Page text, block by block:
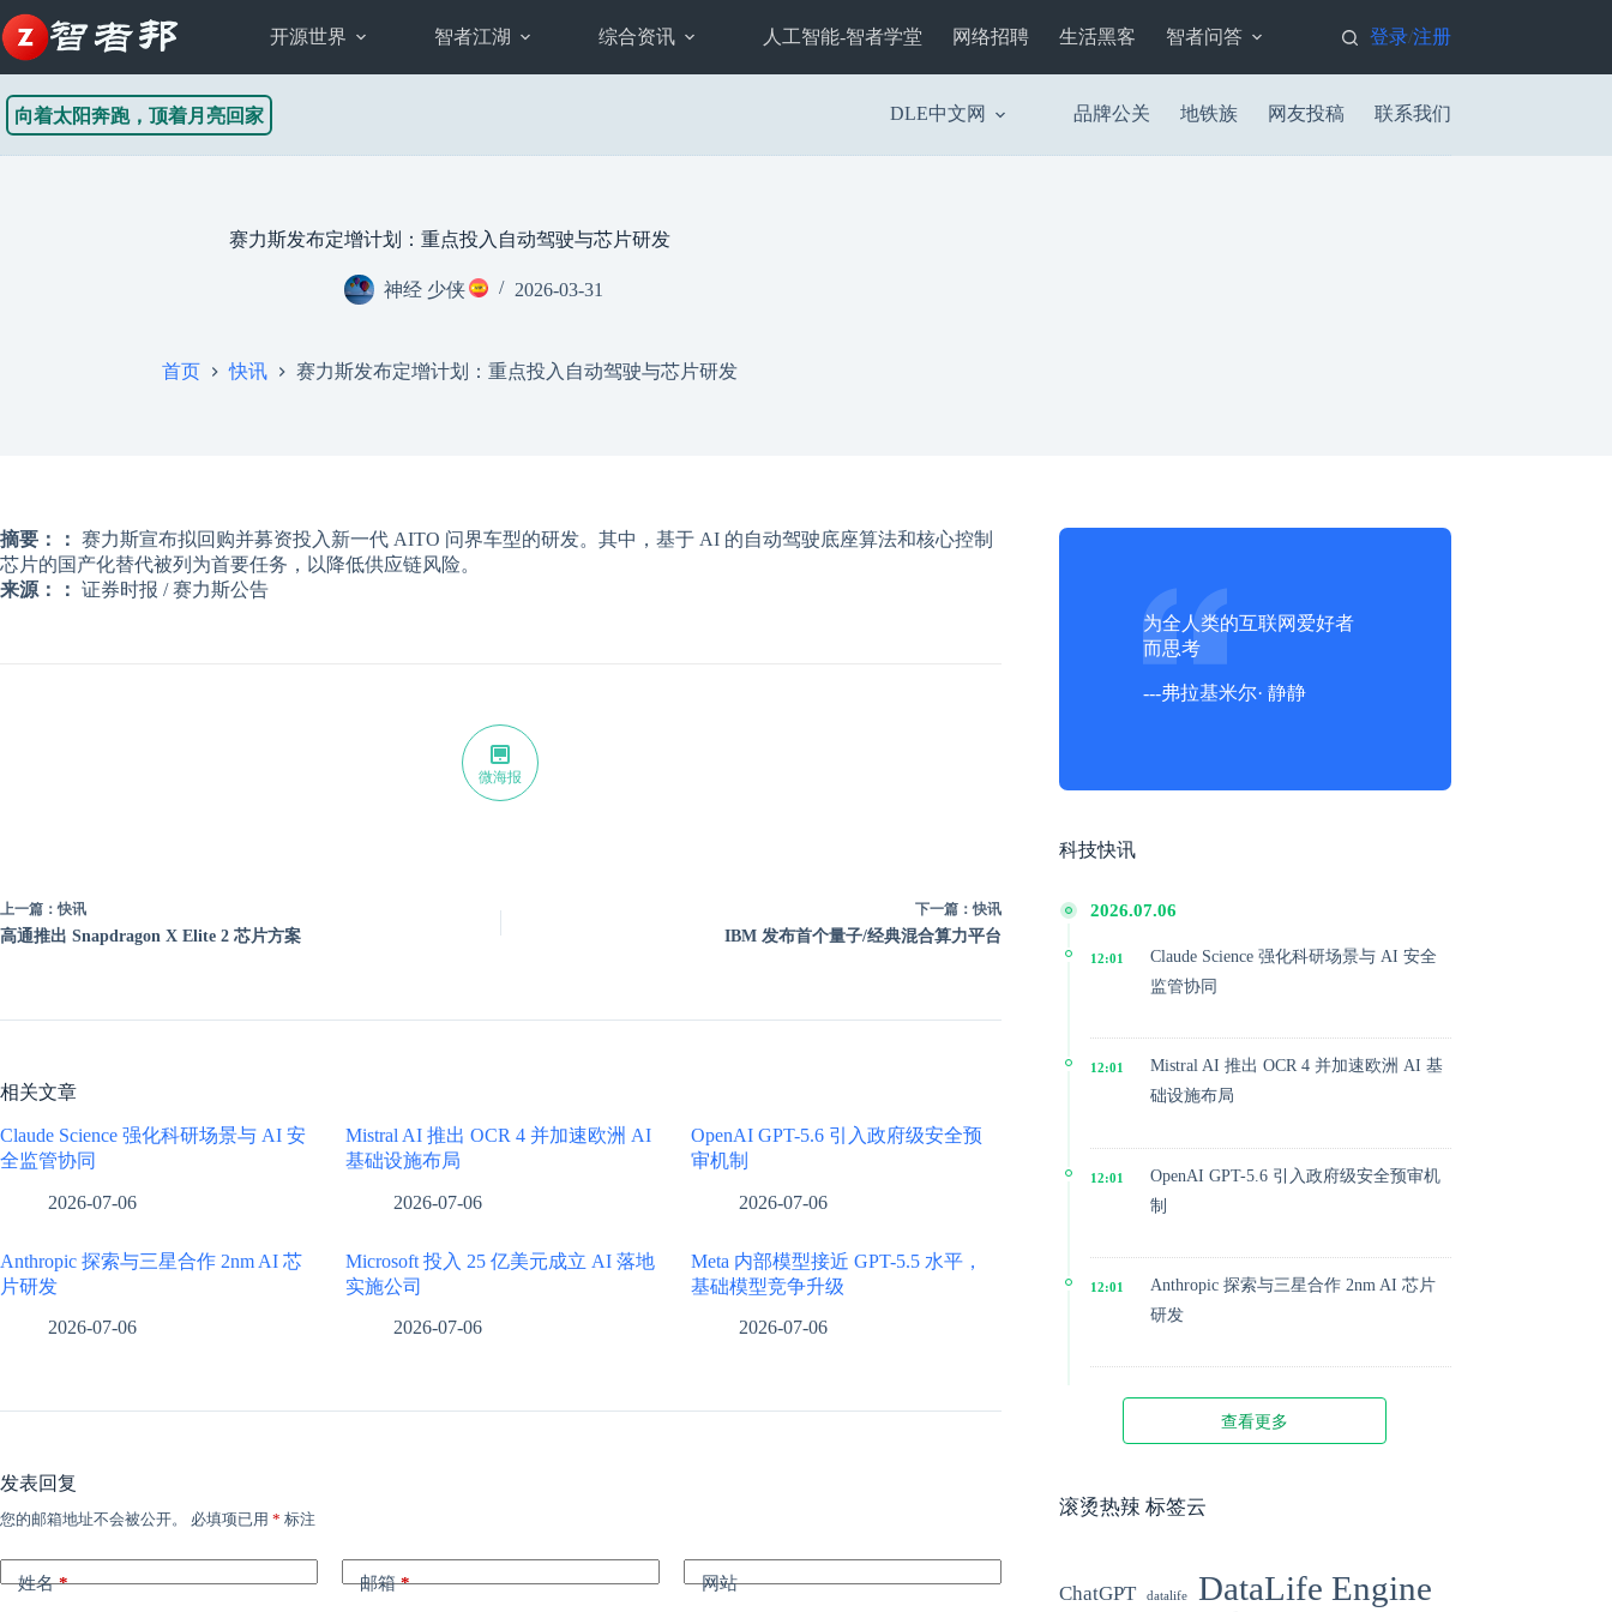
至
内
开源世界 智者江湖 综合资讯 人工智能-智者学堂 网络招聘 生活黑客 智者问答 登录/注册
向着太阳奔跑，顶着月亮回家 DLE中文网 品牌公关 地铁族 网友投稿 联系我们
赛力斯发布定增计划：重点投入自动驾驶与芯片研发
神经 少侠 2026-03-31
首页 快讯 赛力斯发布定增计划：重点投入自动驾驶与芯片研发
摘要：： 赛力斯宣布拟回购并募资投入新一代 AITO 问界车型的研发。其中，基于 AI 的自动驾驶底座算法和核心控制
芯片的国产化替代被列为首要任务，以降低供应链风险。
来源：： 证券时报 / 赛力斯公告
微海报
上一篇：快讯
高通推出 Snapdragon X Elite 2 芯片方案
下一篇：快讯
IBM 发布首个量子/经典混合算力平台
相关文章
Claude Science 强化科研场景与 AI 安
全监管协同
2026-07-06
Mistral AI 推出 OCR 4 并加速欧洲 AI
基础设施布局
2026-07-06
OpenAI GPT-5.6 引入政府级安全预
审机制
2026-07-06
Anthropic 探索与三星合作 2nm AI 芯
片研发
2026-07-06
Microsoft 投入 25 亿美元成立 AI 落地
实施公司
2026-07-06
Meta 内部模型接近 GPT-5.5 水平，
基础模型竞争升级
2026-07-06
发表回复
您的邮箱地址不会被公开。 必填项已用 * 标注
姓名* 邮箱* 网站
为全人类的互联网爱好者
而思考
---弗拉基米尔· 静静
科技快讯
2026.07.06
12:01
Claude Science 强化科研场景与 AI 安全
监管协同
12:01
Mistral AI 推出 OCR 4 并加速欧洲 AI 基
础设施布局
12:01
OpenAI GPT-5.6 引入政府级安全预审机
制
12:01
Anthropic 探索与三星合作 2nm AI 芯片
研发
12:01
Microsoft 投入 25 亿美元成立 AI 落地实
12:01
Meta 内部模型接近 GPT-5.5 水平，基础
查看更多
滚烫热辣 标签云
ChatGPT datalife DataLife Engine